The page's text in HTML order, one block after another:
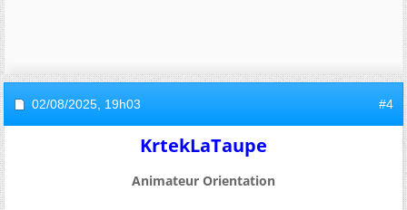
02/08/2025, 19h03 #4
KrtekLaTaupe
Animateur Orientation